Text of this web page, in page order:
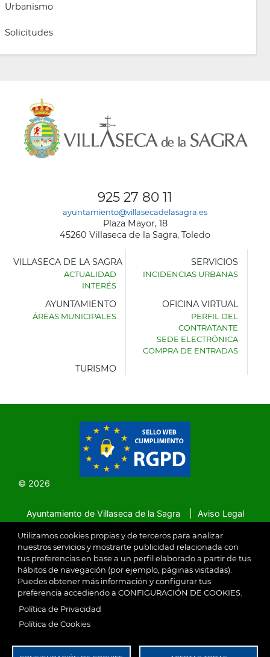
Urbanismo
Solicitudes
Utilizamos cookies propias y de terceros para analizar
nuestros servicios y mostrarte publicidad relacionada con
tus preferencias en base a un perfil elaborado a partir de tus
hábitos de navegación (por ejemplo, páginas visitadas).
Puedes obtener más información y configurar tus
preferencia accediendo a CONFIGURACIÓN DE COOKIES.
Política de Privacidad
Política de Cookies
925 27 80 11
ayuntamiento@villasecadelasagra.es
Plaza Mayor, 18
45260 Villaseca de la Sagra, Toledo
AYUNTAMIENTO
VILLASECA DE LA SAGRA
ACTUALIDAD
INTERÉS
SERVICIOS
INCIDENCIAS URBANAS
AYUNTAMIENTO
ÁREAS MUNICIPALES
OFICINA VIRTUAL
PERFIL DEL
CONTRATANTE
SEDE ELECTRÓNICA
COMPRA DE ENTRADAS
TURISMO
SubFooter
© 2026
Ayuntamiento de Villaseca de la Sagra Aviso Legal
Política de Privacidad RGPD